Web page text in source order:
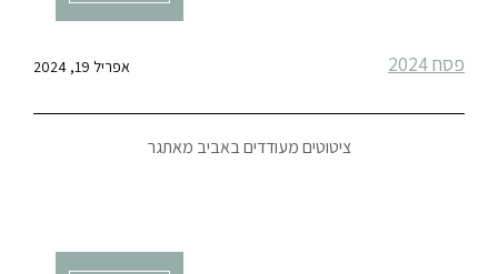
פסח 2024 אפריל 19, 2024
ציטוטים מעודדים באביב מאתגר